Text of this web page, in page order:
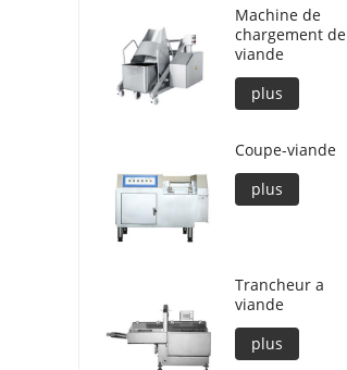
Machine de
chargement de
viande
plus
Coupe-viande
plus
Trancheur a
viande
plus